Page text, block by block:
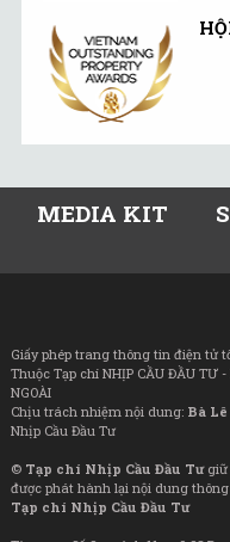
MEDIA KIT
Giấy phép trang thông tin điện tử
Thuộc Tạp chí NHỊP CẦU ĐẦU TƯ -
NGOÀI
Chịu trách nhiệm nội dung: Bà
Nhịp Cầu Đầu Tư
© Tạp chí Nhịp Cầu Đầu Tưgiữ
được phát hành lại nội dung
Tạp chí Nhịp Cầu Đầu Tư